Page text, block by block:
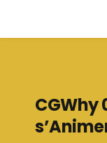
CGWhy